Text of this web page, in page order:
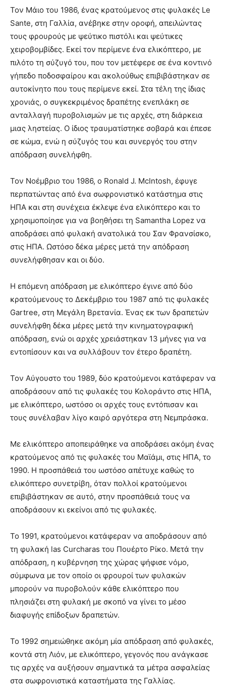
Τον Μάιο του 1986, ένας κρατούμενος στις φυλακές Le
Sante, στη Γαλλία, ανέβηκε στην οροφή, απειλώντας
τους φρουρούς με ψεύτικο πιστόλι και ψεύτικες
χειροβομβίδες. Εκεί τον περίμενε ένα ελικόπτερο, με
πιλότο τη σύζυγό του, που τον μετέφερε σε ένα κοντινό
γήπεδο ποδοσφαίρου και ακολούθως επιβιβάστηκαν σε
αυτοκίνητο που τους περίμενε εκεί. Στα τέλη της ίδιας
χρονιάς, ο συγκεκριμένος δραπέτης ενεπλάκη σε
ανταλλαγή πυροβολισμών με τις αρχές, στη διάρκεια
μιας ληστείας. Ο ίδιος τραυματίστηκε σοβαρά και έπεσε
σε κώμα, ενώ η σύζυγός του και συνεργός του στην
απόδραση συνελήφθη.
Τον Νοέμβριο του 1986, ο Ronald J. McIntosh, έφυγε
περπατώντας από ένα σωφρονιστικό κατάστημα στις
ΗΠΑ και στη συνέχεια έκλεψε ένα ελικόπτερο και το
χρησιμοποίησε για να βοηθήσει τη Samantha Lopez να
αποδράσει από φυλακή ανατολικά του Σαν Φρανσίσκο,
στις ΗΠΑ. Ωστόσο δέκα μέρες μετά την απόδραση
συνελήφθησαν και οι δύο.
Η επόμενη απόδραση με ελικόπτερο έγινε από δύο
κρατούμενους το Δεκέμβριο του 1987 από τις φυλακές
Gartree, στη Μεγάλη Βρετανία. Ένας εκ των δραπετών
συνελήφθη δέκα μέρες μετά την κινηματογραφική
απόδραση, ενώ οι αρχές χρειάστηκαν 13 μήνες για να
εντοπίσουν και να συλλάβουν τον έτερο δραπέτη.
Τον Αύγουστο του 1989, δύο κρατούμενοι κατάφεραν να
αποδράσουν από τις φυλακές του Κολοράντο στις ΗΠΑ,
με ελικόπτερο, ωστόσο οι αρχές τους εντόπισαν και
τους συνέλαβαν λίγο καιρό αργότερα στη Νεμπράσκα.
Με ελικόπτερο αποπειράθηκε να αποδράσει ακόμη ένας
κρατούμενος από τις φυλακές του Μαϊάμι, στις ΗΠΑ, το
1990. Η προσπάθειά του ωστόσο απέτυχε καθώς το
ελικόπτερο συνετρίβη, όταν πολλοί κρατούμενοι
επιβιβάστηκαν σε αυτό, στην προσπάθειά τους να
αποδράσουν κι εκείνοι από τις φυλακές.
Το 1991, κρατούμενοι κατάφεραν να αποδράσουν από
τη φυλακή las Curcharas του Πουέρτο Ρίκο. Μετά την
απόδραση, η κυβέρνηση της χώρας ψήφισε νόμο,
σύμφωνα με τον οποίο οι φρουροί των φυλακών
μπορούν να πυροβολούν κάθε ελικόπτερο που
πλησιάζει στη φυλακή με σκοπό να γίνει το μέσο
διαφυγής επίδοξων δραπετών.
Το 1992 σημειώθηκε ακόμη μία απόδραση από φυλακές,
κοντά στη Λιόν, με ελικόπτερο, γεγονός που ανάγκασε
τις αρχές να αυξήσουν σημαντικά τα μέτρα ασφαλείας
στα σωφρονιστικά καταστήματα της Γαλλίας.